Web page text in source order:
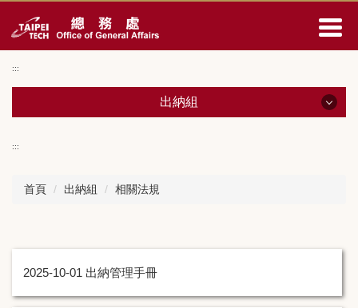
到
:::
出納組
出納組
出納組公告
表單下載
:::
首頁 出納組 相關法規
2025-10-01 出納管理手冊